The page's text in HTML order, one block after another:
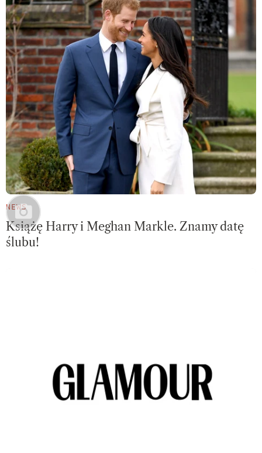
NEWS
Książę Harry i Meghan Markle. Znamy datę
ślubu!